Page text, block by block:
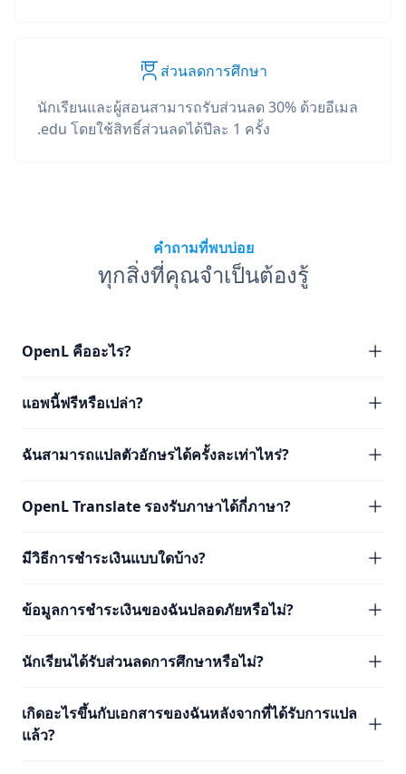
ส่วนลดการศึกษา
นักเรียนและผู้สอนสามารถรับส่วนลด 30% ด้วยอีเมล
.edu โดยใช้สิทธิ์ส่วนลดได้ปีละ 1 ครั้ง
คำถามที่พบบ่อย
ทุกสิ่งที่คุณจำเป็นต้องรู้
OpenL คืออะไร?
แอพนี้ฟรีหรือเปล่า?
ฉันสามารถแปลตัวอักษรได้ครั้งละเท่าไหร่?
OpenL Translate รองรับภาษาได้กี่ภาษา?
มีวิธีการชำระเงินแบบใดบ้าง?
ข้อมูลการชำระเงินของฉันปลอดภัยหรือไม่?
นักเรียนได้รับส่วนลดการศึกษาหรือไม่?
เกิดอะไรขึ้นกับเอกสารของฉันหลังจากที่ได้รับการแปล
แล้ว?